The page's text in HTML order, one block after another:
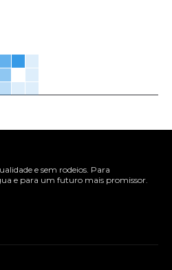
e sem rodeios. Para
e para um futuro mais promissor.